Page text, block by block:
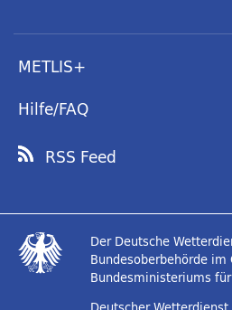
METLIS+
Hilfe/FAQ
RSS Feed
Der Deutsche
Bundesoberbehörde
Bundesministeriums